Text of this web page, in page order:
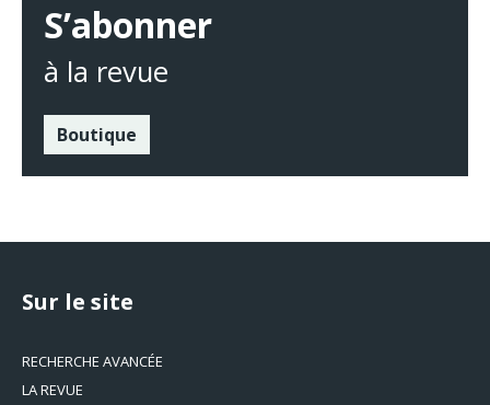
S’abonner
à la revue
Boutique
Sur le site
RECHERCHE AVANCÉE
LA REVUE